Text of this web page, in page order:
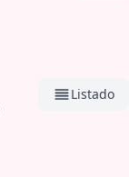
Listado